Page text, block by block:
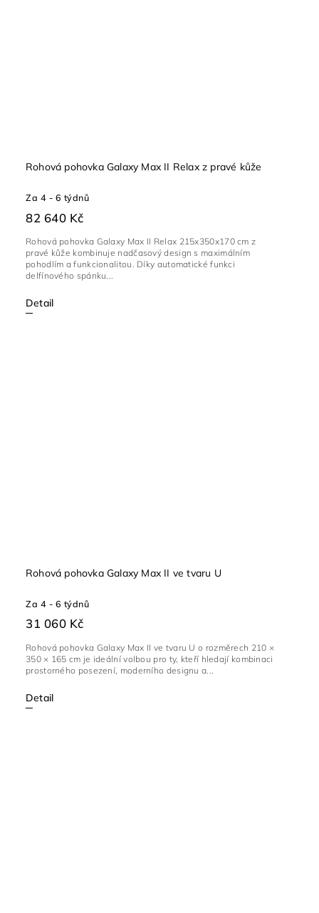
Rohová pohovka Galaxy Max II Relax z pravé kůže
Za 4 - 6 týdnů
82 640 Kč
Detail
Rohová pohovka Galaxy Max II Relax 215x350x170 cm z
pravé kůže kombinuje nadčasový design s maximálním
pohodlím a funkcionalitou. Díky automatické funkci
delfínového spánku...
Rohová pohovka Galaxy Max II ve tvaru U
Za 4 - 6 týdnů
31 060 Kč
Detail
Rohová pohovka Galaxy Max II ve tvaru U o rozměrech 210 ×
350 × 165 cm je ideální volbou pro ty, kteří hledají kombinaci
prostorného posezení, moderního designu a...